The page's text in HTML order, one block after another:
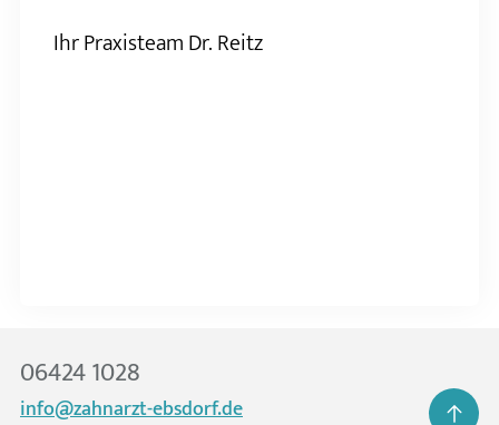
Ihr Praxisteam Dr. Reitz
06424 1028
info@zahnarzt-ebsdorf.de